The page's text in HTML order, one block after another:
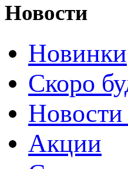
Новости
Новинки
Скоро
Акции